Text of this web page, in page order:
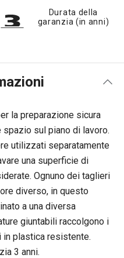
Durata della
garanzia (in anni)
la preparazione sicura
sul piano di lavoro.
utilizzati separatamente
una superficie di
Ognuno dei taglieri
diverso, in questo
a una diversa
giuntabili raccolgono i
in plastica resistente.
3 anni.